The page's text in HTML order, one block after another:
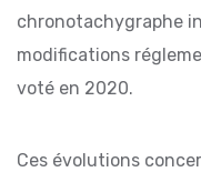
chronotachygraphe
modifications
voté en 2020.
Ces évolutions